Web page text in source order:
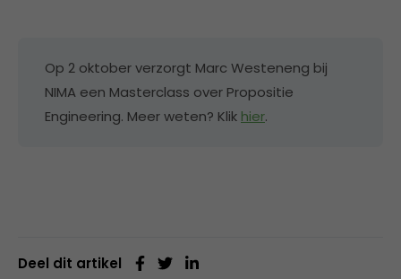
Op 2 oktober verzorgt Marc Westeneng bij
NIMA een Masterclass over Propositie
Engineering. Meer weten? Klik hier.
Deel dit artikel